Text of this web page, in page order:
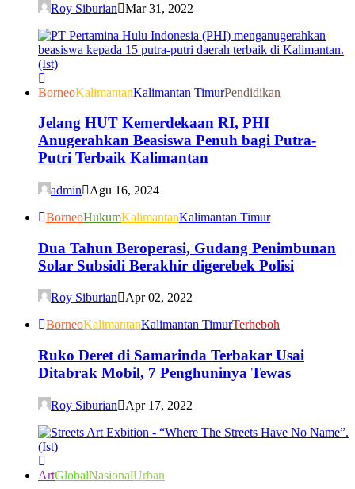
Roy Siburian Mar 31, 2022
BorneoKalimantanKalimantan TimurPendidikan
Jelang HUT Kemerdekaan RI, PHI
Anugerahkan Beasiswa Penuh bagi Putra-
Putri Terbaik Kalimantan
admin
Agu 16, 2024
BorneoHukumKalimantanKalimantan Timur
Dua Tahun Beroperasi, Gudang Penimbunan
Solar Subsidi Berakhir digerebek Polisi
Roy Siburian Apr 02, 2022
BorneoKalimantanKalimantan TimurTerheboh
Ruko Deret di Samarinda Terbakar Usai
Ditabrak Mobil, 7 Penghuninya Tewas
Roy Siburian Apr 17, 2022
ArtGlobalNasionalUrban